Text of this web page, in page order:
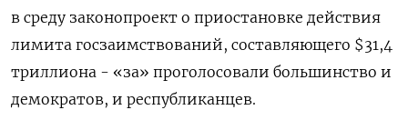
в среду законопроект о приостановке действия
лимита госзаимствований, составляющего $31,4
триллиона - «за» проголосовали большинство и
демократов, и республиканцев.